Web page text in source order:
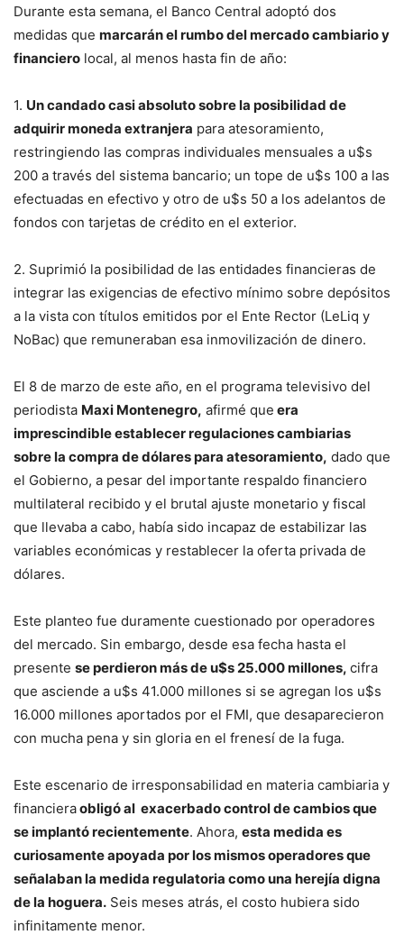
Durante esta semana, el Banco Central adoptó dos
medidas que marcarán el rumbo del mercado cambiario y
financiero local, al menos hasta fin de año:
1. Un candado casi absoluto sobre la posibilidad de
adquirir moneda extranjera para atesoramiento,
restringiendo las compras individuales mensuales a u$s
200 a través del sistema bancario; un tope de u$s 100 a las
efectuadas en efectivo y otro de u$s 50 a los adelantos de
fondos con tarjetas de crédito en el exterior.
2. Suprimió la posibilidad de las entidades financieras de
integrar las exigencias de efectivo mínimo sobre depósitos
a la vista con títulos emitidos por el Ente Rector (LeLiq y
NoBac) que remuneraban esa inmovilización de dinero.
El 8 de marzo de este año, en el programa televisivo del
periodista Maxi Montenegro, afirmé que era
imprescindible establecer regulaciones cambiarias
sobre la compra de dólares para atesoramiento, dado que
el Gobierno, a pesar del importante respaldo financiero
multilateral recibido y el brutal ajuste monetario y fiscal
que llevaba a cabo, había sido incapaz de estabilizar las
variables económicas y restablecer la oferta privada de
dólares.
Este planteo fue duramente cuestionado por operadores
del mercado. Sin embargo, desde esa fecha hasta el
presente se perdieron más de u$s 25.000 millones, cifra
que asciende a u$s 41.000 millones si se agregan los u$s
16.000 millones aportados por el FMI, que desaparecieron
con mucha pena y sin gloria en el frenesí de la fuga.
Este escenario de irresponsabilidad en materia cambiaria y
financieraobligó al exacerbado control de cambios que
se implantó recientemente. Ahora, esta medida es
curiosamente apoyada por los mismos operadores que
señalaban la medida regulatoria como una herejía digna
de la hoguera. Seis meses atrás, el costo hubiera sido
infinitamente menor.